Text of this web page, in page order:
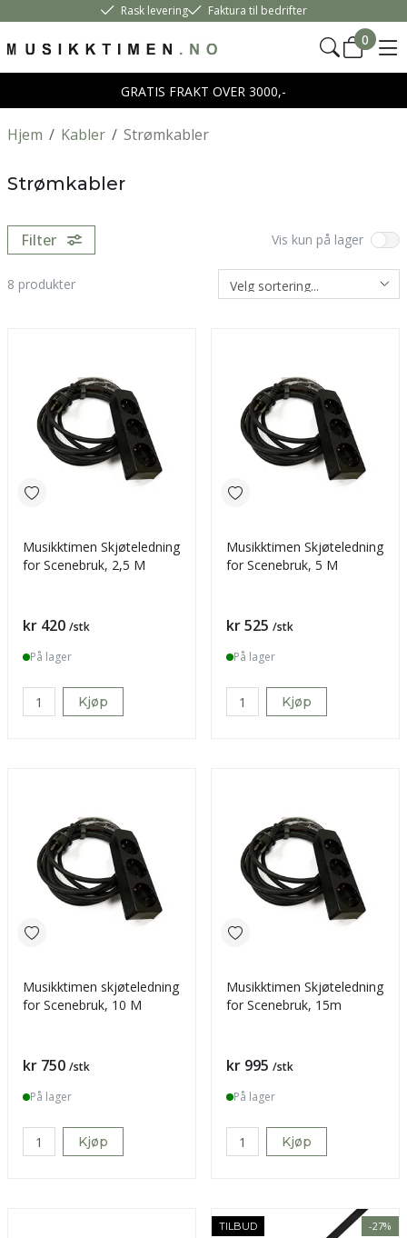
Rask levering Faktura til bedrifter
0
GRATIS FRAKT OVER 3000,-
/
Hjem /
Kabler Strømkabler
Strømkabler
Filter Vis kun på lager
8 produkter
Musikktimen Skjøteledning
for Scenebruk, 2,5 M
Pris
kr 420 /stk
På lager
Kjøp
Musikktimen Skjøteledning
for Scenebruk, 5 M
Pris
kr 525 /stk
På lager
Kjøp
Musikktimen skjøteledning
for Scenebruk, 10 M
Pris
kr 750 /stk
På lager
Kjøp
Musikktimen Skjøteledning
for Scenebruk, 15m
Pris
kr 995 /stk
På lager
Kjøp
TILBUD -27%